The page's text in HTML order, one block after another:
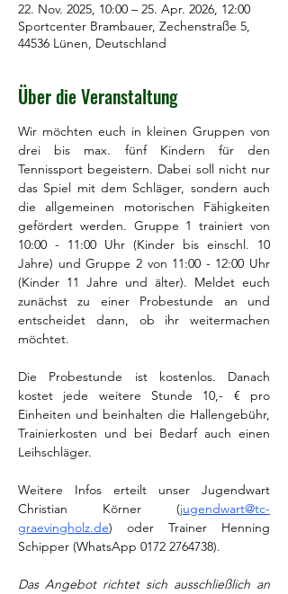
22. Nov. 2025, 10:00 – 25. Apr. 2026, 12:00
Sportcenter Brambauer, Zechenstraße 5,
44536 Lünen, Deutschland
Über die Veranstaltung
Wir möchten euch in kleinen Gruppen von
drei bis max. fünf Kindern für den
Tennissport begeistern. Dabei soll nicht nur
das Spiel mit dem Schläger, sondern auch
die allgemeinen motorischen Fähigkeiten
gefördert werden. Gruppe 1 trainiert von
10:00 - 11:00 Uhr (Kinder bis einschl. 10
Jahre) und Gruppe 2 von 11:00 - 12:00 Uhr
(Kinder 11 Jahre und älter). Meldet euch
zunächst zu einer Probestunde an und
entscheidet dann, ob ihr weitermachen
möchtet.
Die Probestunde ist kostenlos. Danach
kostet jede weitere Stunde 10,- € pro
Einheiten und beinhalten die Hallengebühr,
Trainierkosten und bei Bedarf auch einen
Leihschläger.
Weitere Infos erteilt unser Jugendwart
Christian Körner (jugendwart@tc-
graevingholz.de) oder Trainer Henning
Schipper (WhatsApp 0172 2764738).
Das Angebot richtet sich ausschließlich an